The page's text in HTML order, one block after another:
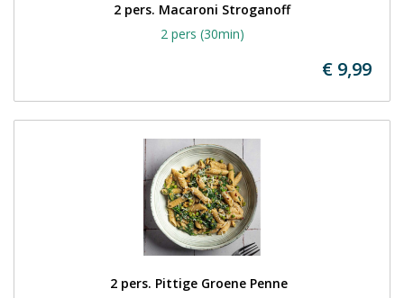
2 pers. Macaroni Stroganoff
2 pers (30min)
€ 9,99
2 pers. Pittige Groene Penne